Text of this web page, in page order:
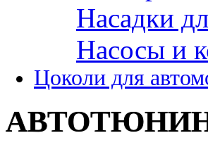
Насадки
Насосы и
Цоколи для